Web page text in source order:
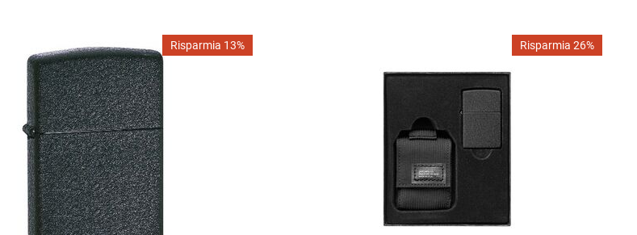
Risparmia 13% Risparmia 26%